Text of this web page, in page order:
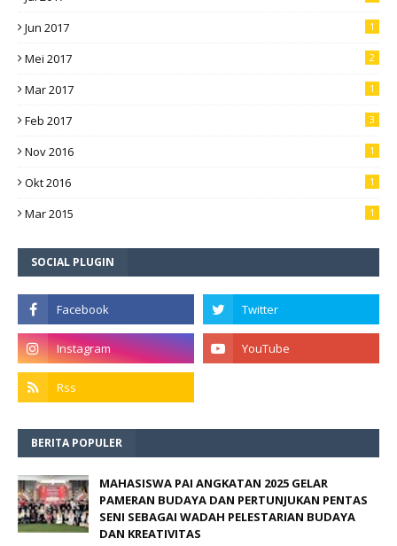
Jun 2017 1
Mei 2017 2
Mar 2017 1
Feb 2017 3
Nov 2016 1
Okt 2016 1
Mar 2015 1
SOCIAL PLUGIN
BERITA POPULER
MAHASISWA PAI ANGKATAN 2025 GELAR
PAMERAN BUDAYA DAN PERTUNJUKAN PENTAS
SENI SEBAGAI WADAH PELESTARIAN BUDAYA
DAN KREATIVITAS